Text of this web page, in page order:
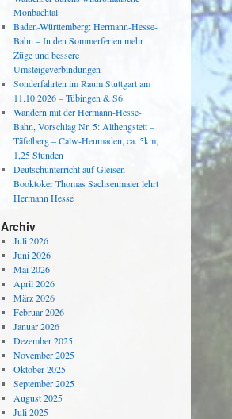
Monbachtal
Baden-Württemberg: Hermann-Hesse-
Bahn – In den Sommerferien mehr
Züge und bessere
Umsteigeverbindungen
Sonderfahrten im Raum Stuttgart am
11.10.2026 – Tübingen & S6
Wandern mit der Hermann-Hesse-
Bahn, Vorschlag Nr. 5: Althengstett –
Täfelberg – Calw-Heumaden, ca. 5km,
1,25 Stunden
Deutschunterricht auf Gleisen –
Booktoker Thomas Sachsenmaier lehrt
Hermann Hesse
Archiv
Juli 2026
Juni 2026
Mai 2026
April 2026
März 2026
Februar 2026
Januar 2026
Dezember 2025
November 2025
Oktober 2025
September 2025
August 2025
Juli 2025